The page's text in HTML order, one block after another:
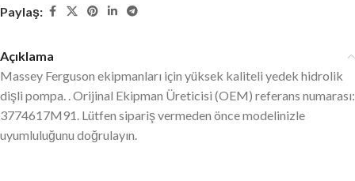
Paylaş:
Açıklama
Massey Ferguson ekipmanları için yüksek kaliteli yedek hidrolik
dişli pompa. . Orijinal Ekipman Üreticisi (OEM) referans numarası:
3774617M91. Lütfen sipariş vermeden önce modelinizle
uyumluluğunu doğrulayın.